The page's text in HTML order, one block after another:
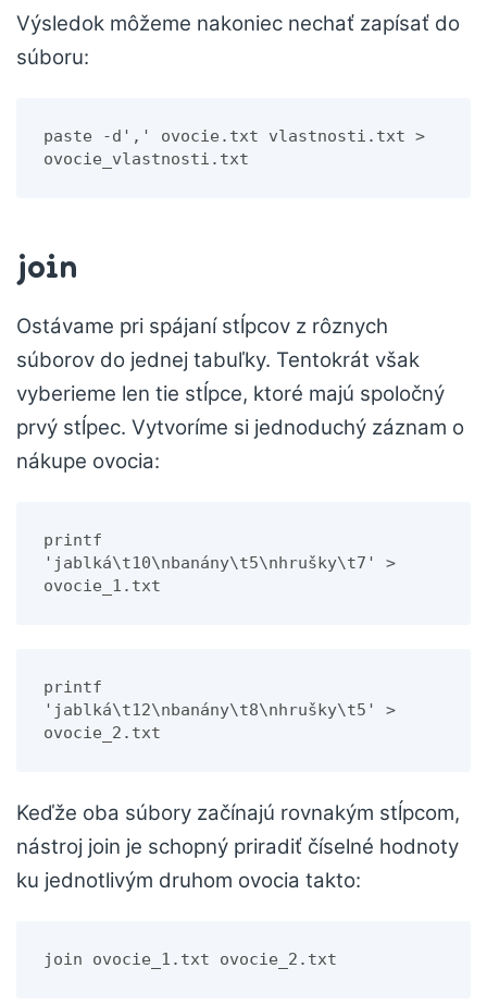
Výsledok môžeme nakoniec nechať zapísať do
súboru:
paste -d',' ovocie.txt vlastnosti.txt >
ovocie_vlastnosti.txt
join
Ostávame pri spájaní stĺpcov z rôznych
súborov do jednej tabuľky. Tentokrát však
vyberieme len tie stĺpce, ktoré majú spoločný
prvý stĺpec. Vytvoríme si jednoduchý záznam o
nákupe ovocia:
printf
'jablká\t10\nbanány\t5\nhrušky\t7' >
ovocie_1.txt
printf
'jablká\t12\nbanány\t8\nhrušky\t5' >
ovocie_2.txt
Keďže oba súbory začínajú rovnakým stĺpcom,
nástroj join je schopný priradiť číselné hodnoty
ku jednotlivým druhom ovocia takto:
join ovocie_1.txt ovocie_2.txt